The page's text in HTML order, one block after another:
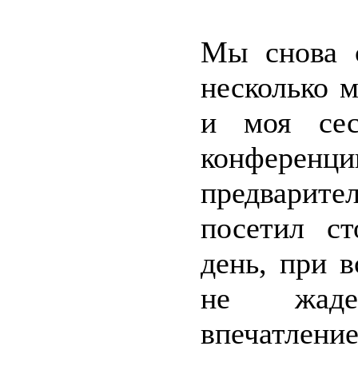
Мы снова
несколько
и моя
посетил
день, при
не